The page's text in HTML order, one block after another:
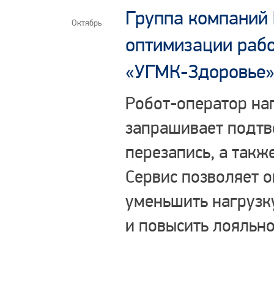
Октябрь
Группа
оптимизации
«УГМК-Здоровье»
Робот-оператор
запрашивает
перезапись, а
Сервис позволяет
уменьшить
и повысить